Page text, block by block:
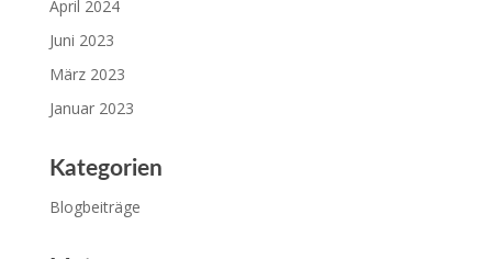
April 2024
Juni 2023
März 2023
Januar 2023
Kategorien
Blogbeiträge